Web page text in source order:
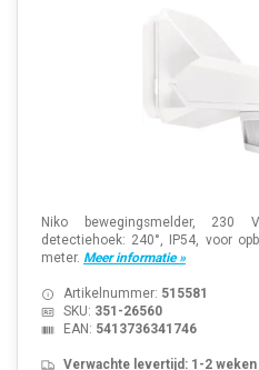
Niko bewegingsmelder, 230
detectiehoek: 240°, IP54, voor
meter. Meer informatie »
Artikelnummer: 515581
SKU: 351-26560
EAN: 5413736341746
Verwachte levertijd: 1-2 weken